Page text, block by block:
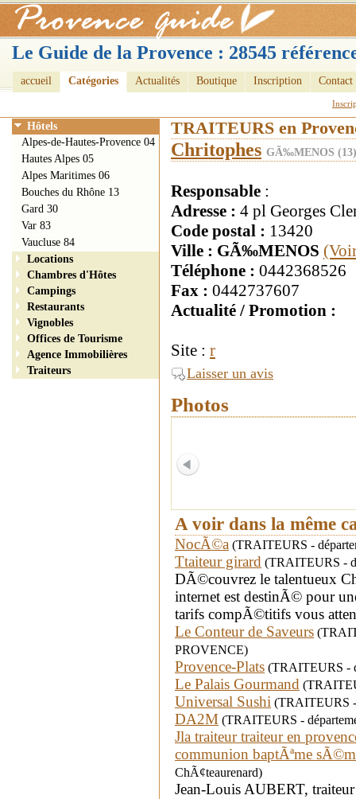
Le Guide de la Provence : 28545
accueil Catégories Actualités Boutique Inscription Contact
TRAITEURS en
Chritophes GÃ‰MENOS (13)
Responsable :
Adresse : 4 pl Georges
Code postal : 13420
Ville : GÃ‰MENOS
Téléphone : 0442368526
Fax : 0442737607
Actualité / Promotion :
Site : r
Laisser un avis
Photos
A voir dans la même
NocÃ©a (TRAITEURS -
Ttaiteur girard (TRAITEURS -
DÃ©couvrez le talentueux
internet est destinÃ© pour
tarifs compÃ©titifs vous
Le Conteur de Saveurs
PROVENCE)
Provence-Plats (TRAITEURS -
Le Palais Gourmand
Universal Sushi (TRAITEURS
DA2M (TRAITEURS -
Jla traiteur traiteur en
communion baptÃªme
ChÃ¢teaurenard)
Jean-Louis AUBERT,
Hôtels
Alpes-de-Hautes-Provence 04
Hautes Alpes 05
Alpes Maritimes 06
Bouches du Rhône 13
Gard 30
Var 83
Vaucluse 84
Locations
Chambres d'Hôtes
Campings
Restaurants
Vignobles
Offices de Tourisme
Agence Immobilières
Traiteurs